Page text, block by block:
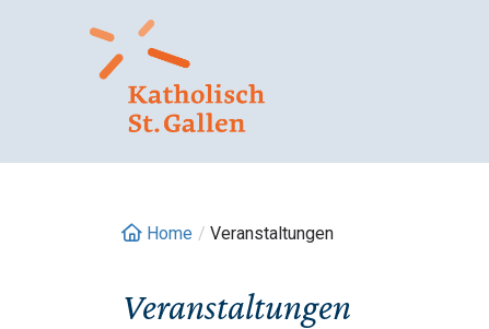
Home / Veranstaltungen
Veranstaltungen